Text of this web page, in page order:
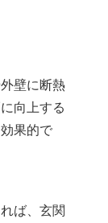
壁に断熱
向上する
果的で
ば、玄関